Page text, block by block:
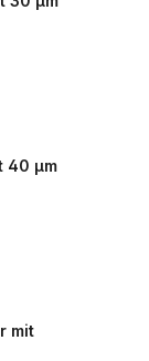
40 µm
mit